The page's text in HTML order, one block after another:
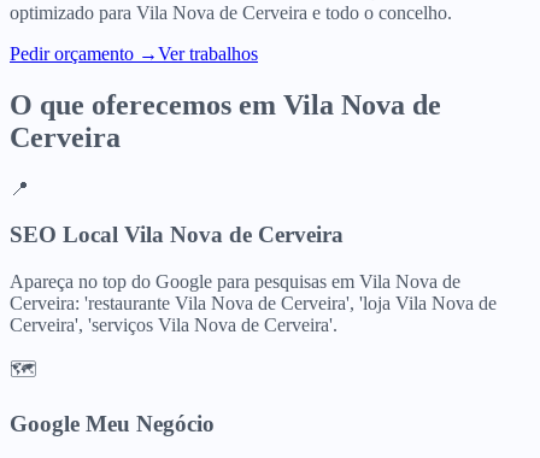
optimizado para Vila Nova de Cerveira e todo o concelho.
Pedir orçamento →Ver trabalhos
O que oferecemos em Vila Nova de
Cerveira
📍
SEO Local Vila Nova de Cerveira
Apareça no top do Google para pesquisas em Vila Nova de
Cerveira: 'restaurante Vila Nova de Cerveira', 'loja Vila Nova de
Cerveira', 'serviços Vila Nova de Cerveira'.
🗺️
Google Meu Negócio